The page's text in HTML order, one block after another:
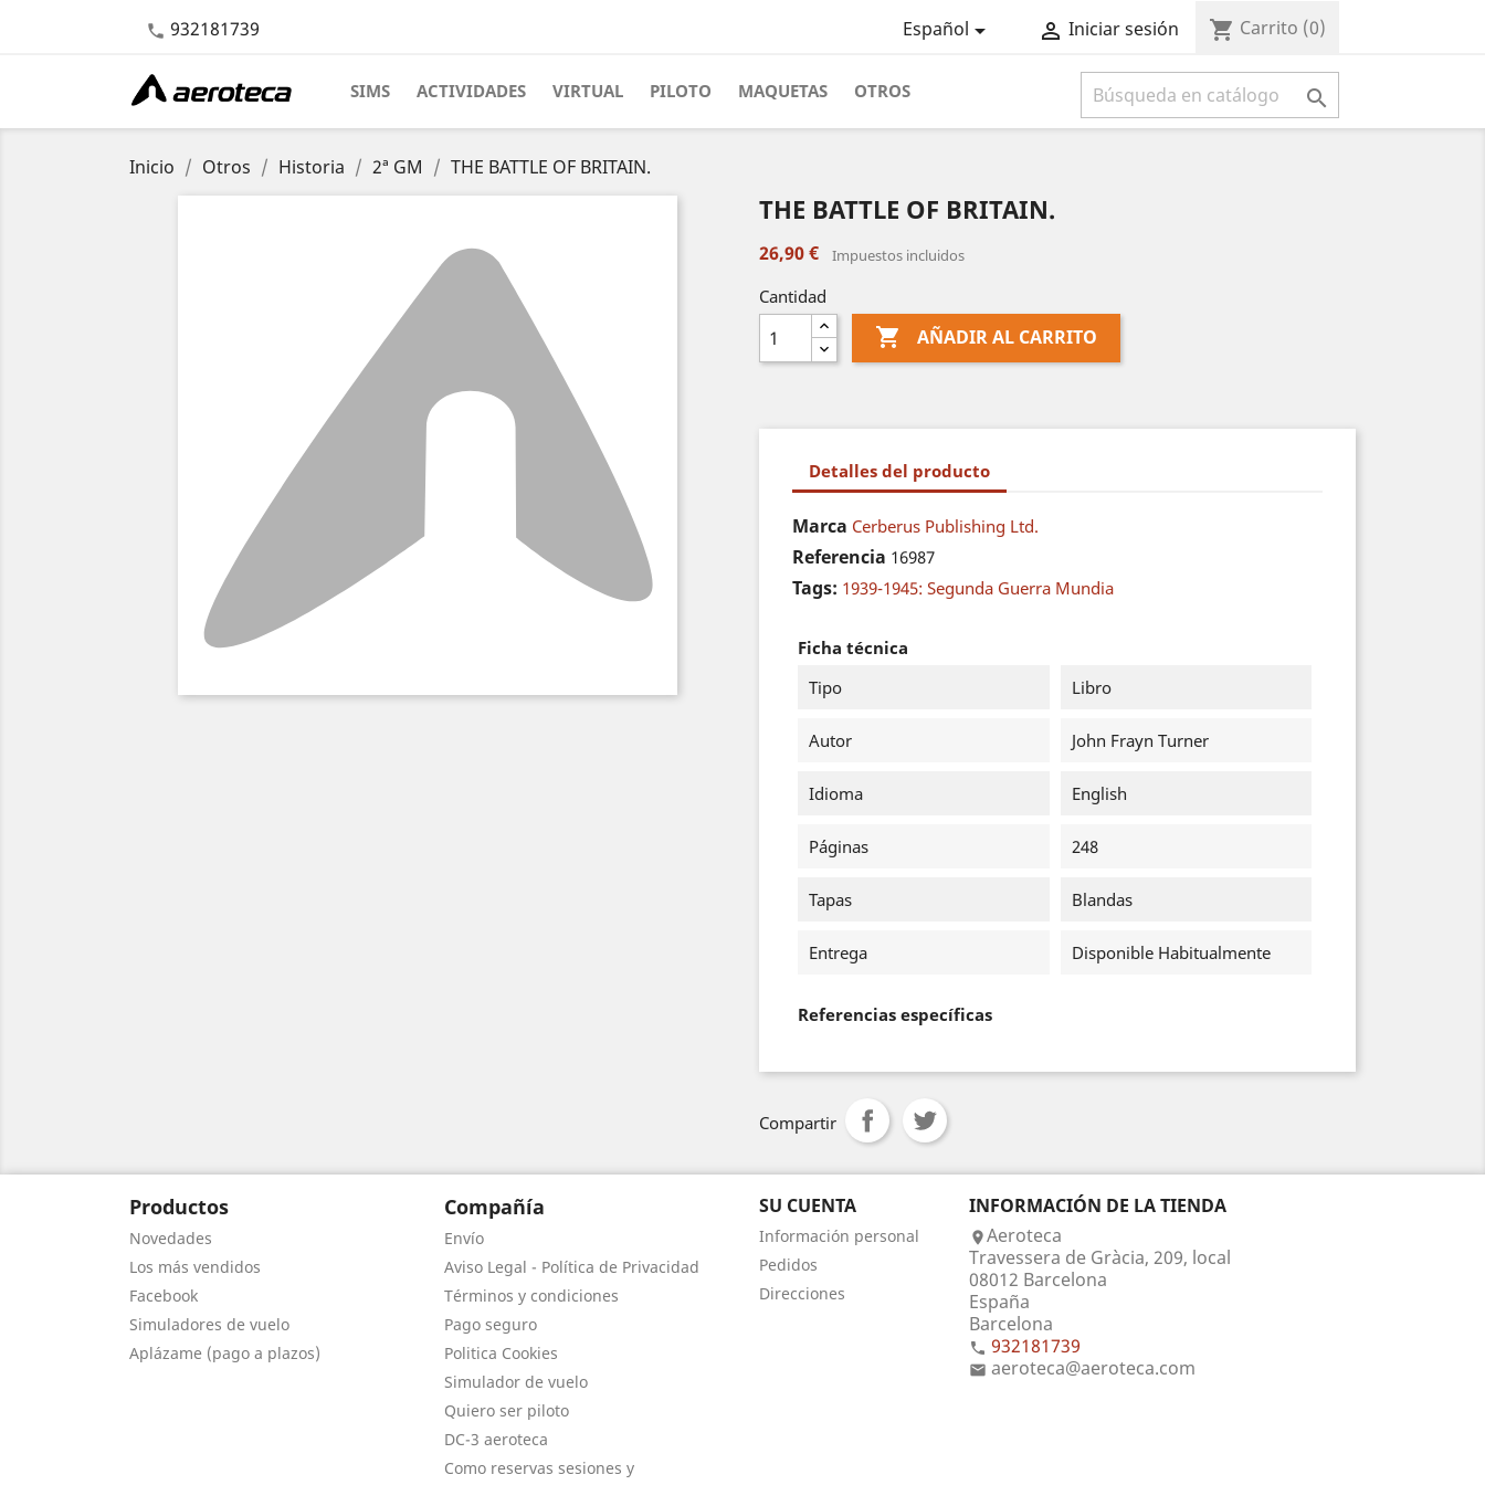
 932181739 Español  Iniciar sesión shopping_cart Carrito (0)
SIMS ACTIVIDADES VIRTUAL PILOTO MAQUETAS OTROS 
Inicio Otros Historia 2ª GM THE BATTLE OF BRITAIN.
THE BATTLE OF BRITAIN.
26,90 € Impuestos incluidos
Cantidad
 AÑADIR AL CARRITO
Detalles del producto
Marca Cerberus Publishing Ltd.
Referencia 16987
Tags: 1939-1945: Segunda Guerra Mundia
Ficha técnica
Tipo
Libro
Autor John Frayn Turner
Idioma English
Páginas 248
Tapas Blandas
Entrega Disponible Habitualmente
Referencias específicas
Compartir
Productos
Novedades
Los más vendidos
Facebook
Simuladores de vuelo
Aplázame (pago a plazos)
Compañía
Envío
Aviso Legal - Política de Privacidad
Términos y condiciones
Pago seguro
Politica Cookies
Simulador de vuelo
Quiero ser piloto
DC-3 aeroteca
Como reservas sesiones y
SU CUENTA
Información personal
Pedidos
Direcciones
INFORMACIÓN DE LA TIENDA
Aeroteca
Travessera de Gràcia, 209, local
08012 Barcelona
España
Barcelona
 932181739
 aeroteca@aeroteca.com